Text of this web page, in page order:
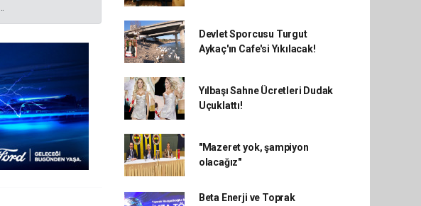
Devlet Sporcusu Turgut
Aykaç'ın Cafe'si Yıkılacak!
Yılbaşı Sahne Ücretleri Dudak
Uçuklattı!
"Mazeret yok, şampiyon
olacağız"
Beta Enerji ve Toprak